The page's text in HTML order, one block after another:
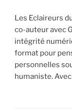
Les Eclaireurs
co-auteur avec
intégrité
format pour
personnelles
humaniste.